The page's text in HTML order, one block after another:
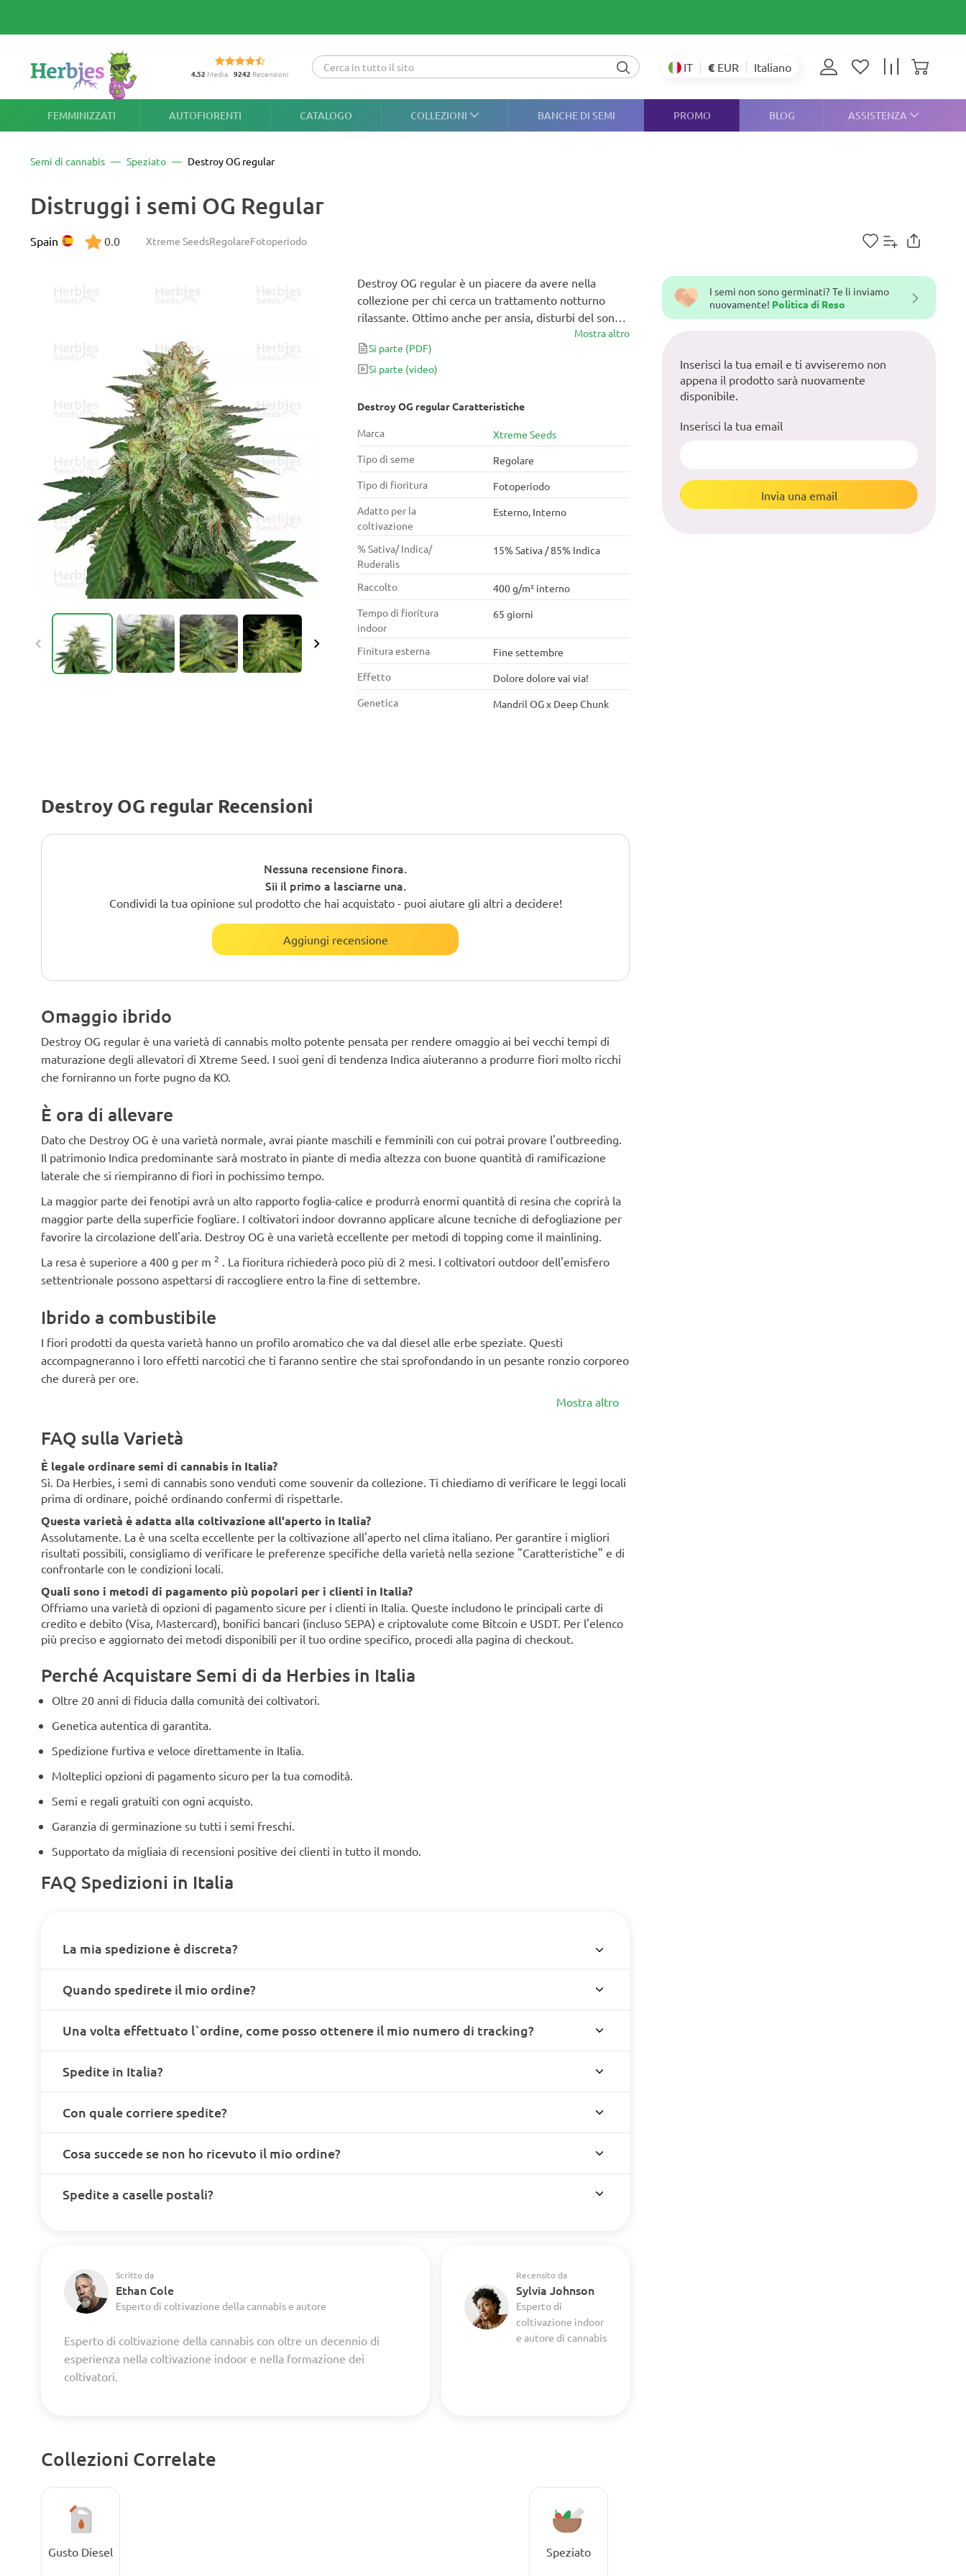
4.52 Media 9242 Recensioni IT € EUR Italiano
FEMMINIZZATI AUTOFIORENTI CATALOGO COLLEZIONI BANCHE DI SEMI PROMO BLOG ASSISTENZA
Semi di cannabis Speziato Destroy OG regular
Distruggi i semi OG Regular
Xtreme SeedsRegolareFotoperiodo
Spain 0.0
Destroy OG regular Caratteristiche
Marca
Xtreme Seeds
Tipo di seme
Regolare
Tipo di fioritura
Fotoperiodo
Adatto per la
coltivazione
Esterno, Interno
% Sativa/ Indica/
Ruderalis
15% Sativa / 85% Indica
Raccolto
400 g/m² interno
Tempo di fioritura
indoor
65 giorni
Finitura esterna
Fine settembre
Effetto
Dolore dolore vai via!
Genetica
Mandril OG x Deep Chunk
Destroy OG regular Recensioni
Nessuna recensione finora.
Sii il primo a lasciarne una.
Condividi la tua opinione sul prodotto che hai acquistato - puoi aiutare gli altri a decidere!
Aggiungi recensione
Destroy OG regular è un piacere da avere nella
collezione per chi cerca un trattamento notturno
rilassante. Ottimo anche per ansia, disturbi del sonno
e dolori fisici. Facile da coltivare e una bella
opportunità per fare un po' di allevamento. Non
perderlo!
Mostra altro
Si parte (PDF)
Si parte (video)
Omaggio ibrido
Destroy OG regular è una varietà di cannabis molto potente pensata per rendere omaggio ai bei vecchi tempi di
maturazione degli allevatori di Xtreme Seed. I suoi geni di tendenza Indica aiuteranno a produrre fiori molto ricchi
che forniranno un forte pugno da KO.
È ora di allevare
Dato che Destroy OG è una varietà normale, avrai piante maschili e femminili con cui potrai provare l'outbreeding.
Il patrimonio Indica predominante sarà mostrato in piante di media altezza con buone quantità di ramificazione
laterale che si riempiranno di fiori in pochissimo tempo.
La maggior parte dei fenotipi avrà un alto rapporto foglia-calice e produrrà enormi quantità di resina che coprirà la
maggior parte della superficie fogliare. I coltivatori indoor dovranno applicare alcune tecniche di defogliazione per
favorire la circolazione dell'aria. Destroy OG è una varietà eccellente per metodi di topping come il mainlining.
La resa è superiore a 400 g per m 2 . La fioritura richiederà poco più di 2 mesi. I coltivatori outdoor dell'emisfero
settentrionale possono aspettarsi di raccogliere entro la fine di settembre.
Ibrido a combustibile
I fiori prodotti da questa varietà hanno un profilo aromatico che va dal diesel alle erbe speziate. Questi
accompagneranno i loro effetti narcotici che ti faranno sentire che stai sprofondando in un pesante ronzio corporeo
che durerà per ore.
Mostra altro
FAQ sulla Varietà
È legale ordinare semi di cannabis in Italia?
Sì. Da Herbies, i semi di cannabis sono venduti come souvenir da collezione. Ti chiediamo di verificare le leggi locali
prima di ordinare, poiché ordinando confermi di rispettarle.
Questa varietà è adatta alla coltivazione all'aperto in Italia?
Assolutamente. La è una scelta eccellente per la coltivazione all'aperto nel clima italiano. Per garantire i migliori
risultati possibili, consigliamo di verificare le preferenze specifiche della varietà nella sezione "Caratteristiche" e di
confrontarle con le condizioni locali.
Quali sono i metodi di pagamento più popolari per i clienti in Italia?
Offriamo una varietà di opzioni di pagamento sicure per i clienti in Italia. Queste includono le principali carte di
credito e debito (Visa, Mastercard), bonifici bancari (incluso SEPA) e criptovalute come Bitcoin e USDT. Per l'elenco
più preciso e aggiornato dei metodi disponibili per il tuo ordine specifico, procedi alla pagina di checkout.
Perché Acquistare Semi di da Herbies in Italia
Oltre 20 anni di fiducia dalla comunità dei coltivatori.
Genetica autentica di garantita.
Spedizione furtiva e veloce direttamente in Italia.
Molteplici opzioni di pagamento sicuro per la tua comodità.
Semi e regali gratuiti con ogni acquisto.
Garanzia di germinazione su tutti i semi freschi.
Supportato da migliaia di recensioni positive dei clienti in tutto il mondo.
FAQ Spedizioni in Italia
La mia spedizione è discreta?
Quando spedirete il mio ordine?
Una volta effettuato l`ordine, come posso ottenere il mio numero di tracking?
Spedite in Italia?
Con quale corriere spedite?
Cosa succede se non ho ricevuto il mio ordine?
Spedite a caselle postali?
Scritto da
Ethan Cole
Esperto di coltivazione della cannabis e autore
Esperto di coltivazione della cannabis con oltre un decennio di
esperienza nella coltivazione indoor e nella formazione dei
coltivatori.
Recensito da
Sylvia Johnson
Esperto di
coltivazione indoor
e autore di cannabis
Collezioni Correlate
Gusto Diesel Speziato
I semi non sono germinati? Te li inviamo
nuovamente! Politica di Reso
Inserisci la tua email e ti avviseremo non
appena il prodotto sarà nuovamente
disponibile.
Inserisci la tua email
Invia una email